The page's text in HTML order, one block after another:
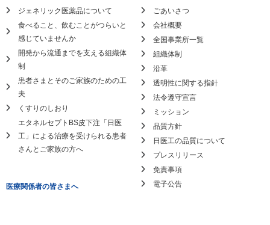
ジェネリック医薬品について
食べること、飲むことがつらいと
感じていませんか
開発から流通までを支える組織体
制
患者さまとそのご家族のための工
夫
くすりのしおり
エタネルセプトBS皮下注「日医
工」による治療を受けられる患者
さんとご家族の方へ
医療関係者の皆さまへ
ごあいさつ
会社概要
全国事業所一覧
組織体制
沿革
透明性に関する指針
法令遵守宣言
ミッション
品質方針
日医工の品質について
プレスリリース
免責事項
電子公告